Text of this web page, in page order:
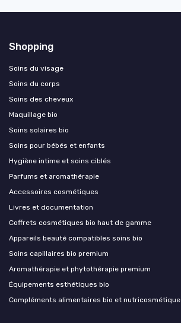
Shopping
Soins du visage
Soins du corps
Soins des cheveux
Maquillage bio
Soins solaires bio
Soins pour bébés et enfants
Hygiène intime et soins ciblés
Parfums et aromathérapie
Accessoires cosmétiques
Livres et documentation
Coffrets cosmétiques bio haut de gamme
Appareils beauté compatibles soins bio
Soins capillaires bio premium
Aromathérapie et phytothérapie premium
Équipements esthétiques bio
Compléments alimentaires bio et nutricosmétique